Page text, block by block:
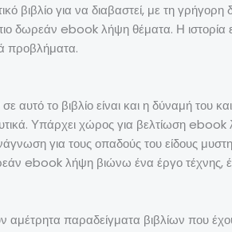
βιβλίο για να διαβαστεί, με τη
δωρεάν ebook λήψη θέματα. Η ιστορία
προβλήματα.
το βιβλίο είναι και η δύναμή του
Υπάρχει χώρος για βελτίωση
για τους οπαδούς του είδους
ebook λήψη βιώνω ένα έργο τέχνης,
αμέτρητα παραδείγματα βιβλίων που